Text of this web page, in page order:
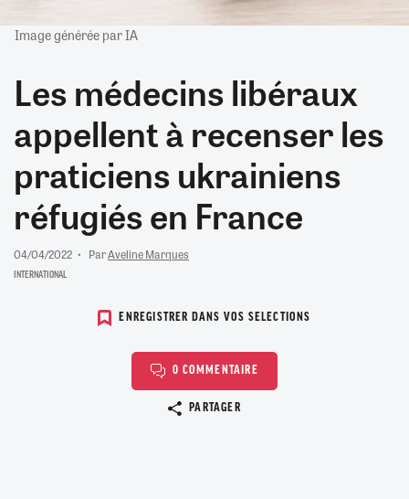
Image générée par IA
Les médecins libéraux
appellent à recenser les
praticiens ukrainiens
réfugiés en France
04/04/2022 ParAveline Marques
INTERNATIONAL
ENREGISTRER DANS VOS SELECTIONS
0 COMMENTAIRE
PARTAGER